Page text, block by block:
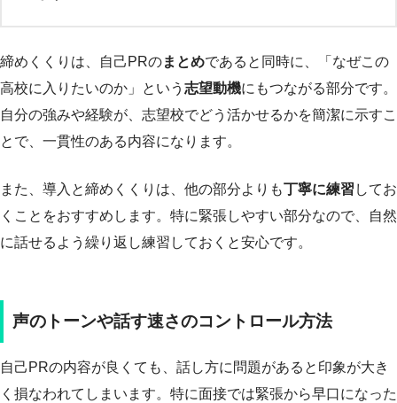
締めくくりは、自己PRのまとめであると同時に、「なぜこの
高校に入りたいのか」という 志望動機にもつながる部分です。
自分の強みや経験が、志望校でどう活かせるかを簡潔に示すこ
とで、一貫性のある内容になります。
また、導入と締めくくりは、他の部分よりも丁寧に練習 してお
くことをおすすめします。特に緊張しやすい部分なので、自然
に話せるよう繰り返し練習しておくと安心です。
声のトーンや話す速さのコントロール方法
自己PRの内容が良くても、話し方に問題があると印象が大き
く損なわれてしまいます。特に面接では緊張から早口になった